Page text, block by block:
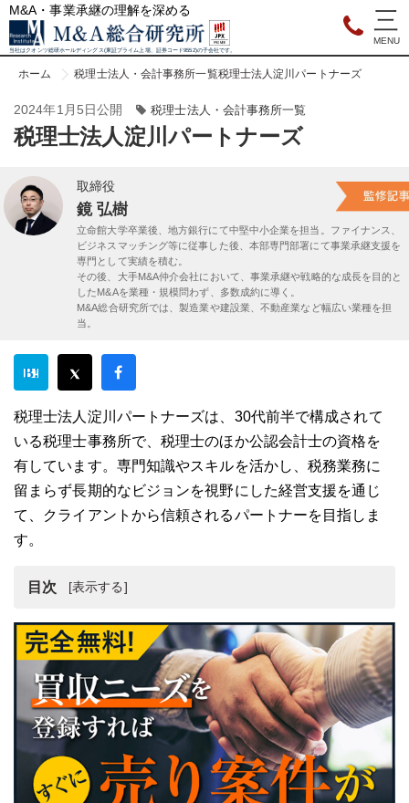
M&A・事業承継の理解を深める
当社はクオンツ総研ホールディングス(東証プライム上場、証券コード9552)の子会社です。
ホーム 税理士法人・会計事務所一覧税理士法人淀川パートナーズ
2024年1月5日公開 税理士法人・会計事務所一覧
税理士法人淀川パートナーズ
取締役
鏡 弘樹
立命館大学卒業後、地方銀行にて中堅中小企業を担当。ファイナンス、
ビジネスマッチング等に従事した後、本部専門部署にて事業承継支援を
専門として実績を積む。
その後、大手M&A仲介会社において、事業承継や戦略的な成長を目的と
したM&Aを業種・規模問わず、多数成約に導く。
M&A総合研究所では、製造業や建設業、不動産業など幅広い業種を担
当。
税理士法人淀川パートナーズは、30代前半で構成されて
いる税理士事務所で、税理士のほか公認会計士の資格を
有しています。専門知識やスキルを活かし、税務業務に
留まらず長期的なビジョンを視野にした経営支援を通じ
て、クライアントから信頼されるパートナーを目指しま
す。
目次
税理士法人淀川パートナーズとは
税理士法人淀川パートナーズの強み・魅力
まとめ